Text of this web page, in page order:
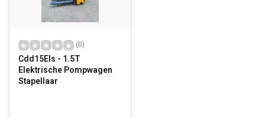
(0)
Cdd15Els - 1.5T
Elektrische Pompwagen
Stapellaar